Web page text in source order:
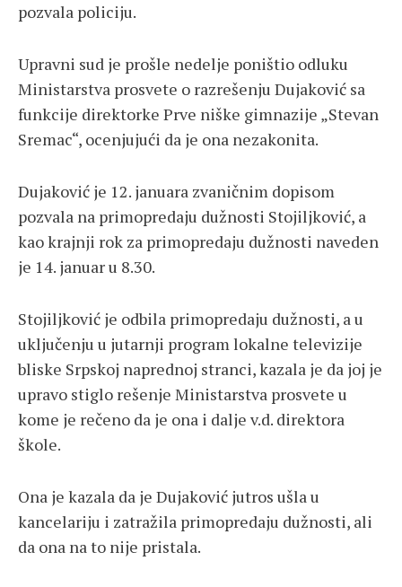
pozvala policiju.
Upravni sud je prošle nedelje poništio odluku
Ministarstva prosvete o razrešenju Dujaković sa
funkcije direktorke Prve niške gimnazije „Stevan
Sremac“, ocenjujući da je ona nezakonita.
Dujaković je 12. januara zvaničnim dopisom
pozvala na primopredaju dužnosti Stojiljković, a
kao krajnji rok za primopredaju dužnosti naveden
je 14. januar u 8.30.
Stojiljković je odbila primopredaju dužnosti, a u
uključenju u jutarnji program lokalne televizije
bliske Srpskoj naprednoj stranci, kazala je da joj je
upravo stiglo rešenje Ministarstva prosvete u
kome je rečeno da je ona i dalje v.d. direktora
škole.
Ona je kazala da je Dujaković jutros ušla u
kancelariju i zatražila primopredaju dužnosti, ali
da ona na to nije pristala.